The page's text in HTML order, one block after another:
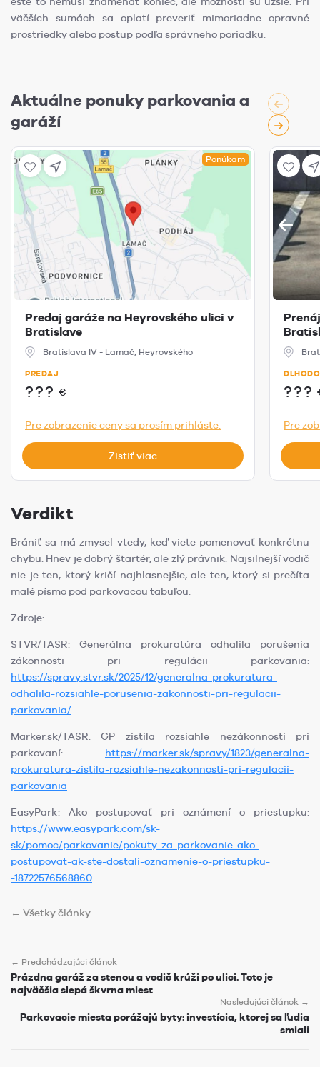
väčších sumách sa oplatí preveriť mimoriadne opravné
prostriedky alebo postup podľa správneho poriadku.
Aktuálne ponuky parkovania a
garáží
Ponúkam
Predaj garáže na Heyrovského ulici v
Bratislave
Bratislava IV - Lamač, Heyrovského
PREDAJ
??? €
Pre zobrazenie ceny sa prosím prihláste.
Zistiť viac
???
Pre
Verdikt
Brániť sa má zmysel vtedy, keď viete pomenovať konkrétnu
chybu. Hnev je dobrý štartér, ale zlý právnik. Najsilnejší vodič
nie je ten, ktorý kričí najhlasnejšie, ale ten, ktorý si prečíta
malé písmo pod parkovacou tabuľou.
Zdroje:
STVR/TASR: Generálna prokuratúra odhalila porušenia
zákonnosti pri regulácii parkovania:
https://spravy.stvr.sk/2025/12/generalna-prokuratura-
odhalila-rozsiahle-porusenia-zakonnosti-pri-regulacii-
parkovania/
Marker.sk/TASR: GP zistila rozsiahle nezákonnosti pri
parkovaní: https://marker.sk/spravy/1823/generalna-
prokuratura-zistila-rozsiahle-nezakonnosti-pri-regulacii-
parkovania
EasyPark: Ako postupovať pri oznámení o priestupku:
https://www.easypark.com/sk-
sk/pomoc/parkovanie/pokuty-za-parkovanie-ako-
postupovat-ak-ste-dostali-oznamenie-o-priestupku-
-18722576568860
← Všetky články
← Predchádzajúci článok
Prázdna garáž za stenou a vodič krúži po ulici. Toto je
najväčšia slepá škvrna miest
Nasledujúci článok →
Parkovacie miesta porážajú byty: investícia, ktorej sa ľudia
smiali